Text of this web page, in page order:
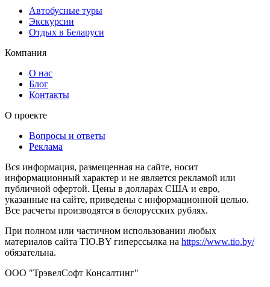
Автобусные туры
Экскурсии
Отдых в Беларуси
Компания
О нас
Блог
Контакты
О проекте
Вопросы и ответы
Реклама
Вся информация, размещенная на сайте, носит
информационный характер и не является рекламой или
публичной офертой. Цены в долларах США и евро,
указанные на сайте, приведены с информационной целью.
Все расчеты производятся в белорусских рублях.
При полном или частичном использовании любых
материалов сайта TIO.BY гиперссылка на https://www.tio.by/
обязательна.
ООО "ТрэвелСофт Консалтинг"